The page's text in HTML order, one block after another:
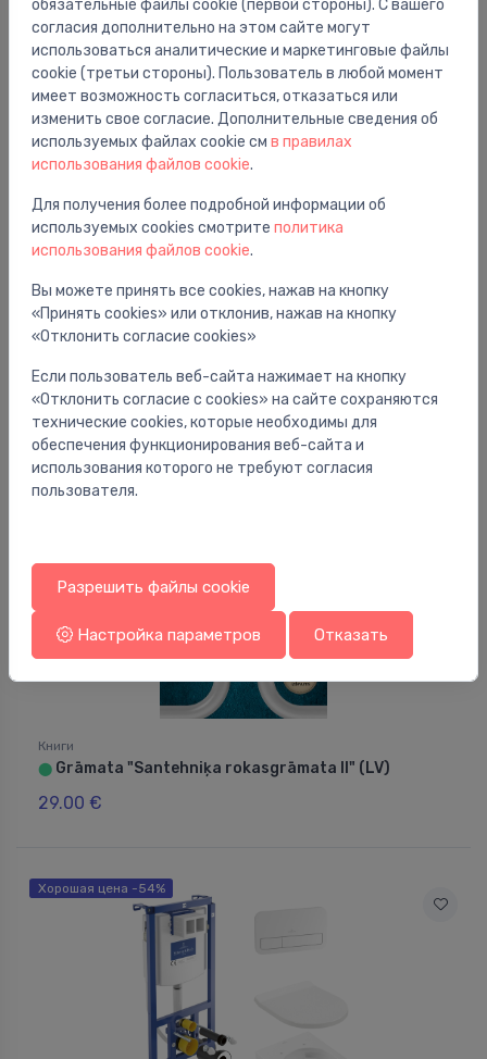
Хорошая цена -42%
Унитазы
⬤ Komplekts-pods ar SC vāku EuroCeramic Triple
Vortex, rāmis, taustiņš Arena Cosmo,
499.00 € 862.00 €
Книги
⬤ Grāmata "Santehniķa rokasgrāmata II" (LV)
29.00 €
Хорошая цена -54%
обязательные файлы cookie (первой стороны). С вашего
согласия дополнительно на этом сайте могут
использоваться аналитические и маркетинговые файлы
cookie (третьи стороны). Пользователь в любой момент
имеет возможность согласиться, отказаться или
изменить свое согласие. Дополнительные сведения об
используемых файлах cookie см в правилах
использования файлов cookie.
Для получения более подробной информации об
используемых cookies смотрите политика
использования файлов cookie.
Вы можете принять все cookies, нажав на кнопку
«Принять cookies» или отклонив, нажав на кнопку
«Отклонить согласие cookies»
Если пользователь веб-сайта нажимает на кнопку
«Отклонить согласие с cookies» на сайте сохраняются
технические cookies, которые необходимы для
обеспечения функционирования веб-сайта и
использования которого не требуют согласия
пользователя.
Разрешить файлы cookie
Настройка параметров Отказать